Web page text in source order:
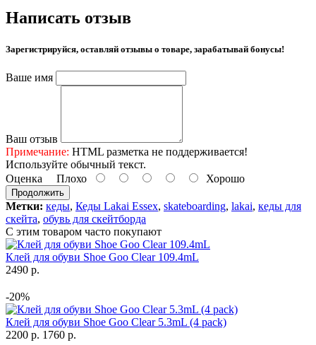
Написать отзыв
Зарегистрируйся, оставляй отзывы о товаре, зарабатывай бонусы!
Ваше имя
Ваш отзыв
Примечание: HTML разметка не поддерживается!
Используйте обычный текст.
Оценка Плохо Хорошо
Продолжить
Метки: кеды, Кеды Lakai Essex, skateboarding, lakai, кеды для
скейта, обувь для скейтборда
С этим товаром часто покупают
Клей для обуви Shoe Goo Clear 109.4mL
2490 р.
-20%
Клей для обуви Shoe Goo Clear 5.3mL (4 pack)
2200 р. 1760 р.